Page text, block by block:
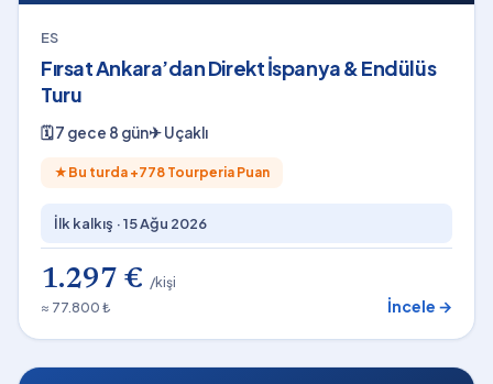
ES
Fırsat Ankara’dan Direkt İspanya & Endülüs
Turu
🗓7 gece 8 gün✈Uçaklı
★ Bu turda +778 Tourperia Puan
İlk kalkış ·15 Ağu 2026
1.297 € /kişi
≈ 77.800 ₺
İncele →